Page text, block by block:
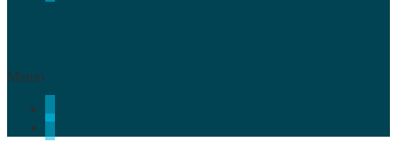
Меню